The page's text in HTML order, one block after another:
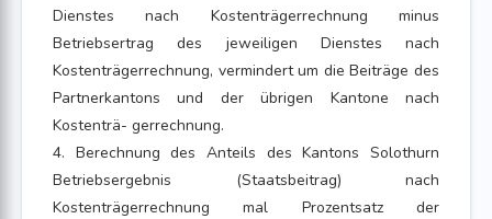
Dienstes nach Kostenträgerrechnung minus
Betriebsertrag des jeweiligen Dienstes nach
Kostenträgerrechnung, vermindert um die Beiträge des
Partnerkantons und der übrigen Kantone nach
Kostenträ- gerrechnung.
4. Berechnung des Anteils des Kantons Solothurn
Betriebsergebnis (Staatsbeitrag) nach
Kostenträgerrechnung mal Prozentsatz der